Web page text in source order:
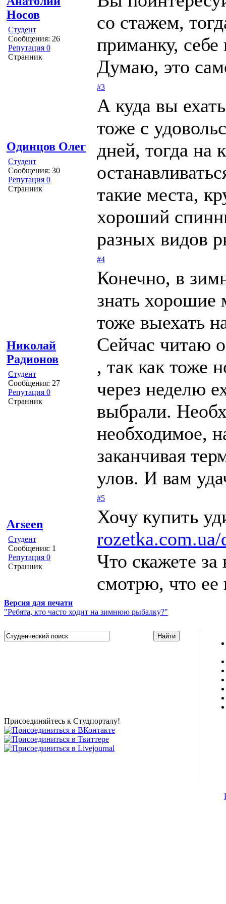
Носов
Студент
Сообщения: 26
Репутация 0
Странник
со стажем,
приманку, себе
Думаю, это
Одинцов Олег
Студент
Сообщения: 30
Репутация 0
Странник
#3
А куда вы
тоже с
дней, тогда на
такие места,
хороший
разных видов
Николай
Радионов
Студент
Сообщения: 27
Репутация 0
Странник
#4
Конечно, в
знать
тоже выехать
Сейчас читаю
, так как тоже
через неделю
выбрали.
необходимое,
заканчивая
улов. И вам
Arseen
Студент
Сообщения: 1
Репутация 0
Странник
#5
Хочу купить
Что скажете за
смотрю, что ее
Версия для печати
"Ребята, кто часто ходит на зимнюю рыбалку?"
Присоединяйтесь к Студпорталу!